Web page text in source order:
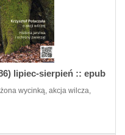
lipiec-sierpień :: epub
wycinką, akcja wilcza,